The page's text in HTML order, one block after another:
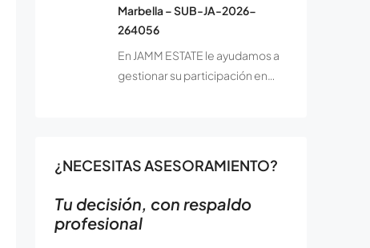
Marbella – SUB-JA-2026-
264056
En JAMM ESTATE le ayudamos a
gestionar su participación en…
¿NECESITAS ASESORAMIENTO?
Tu decisión, con respaldo
profesional